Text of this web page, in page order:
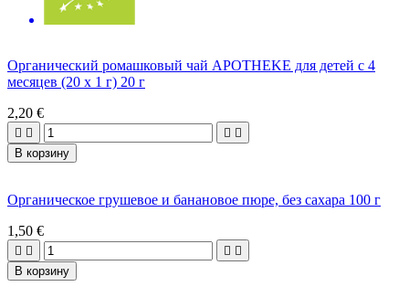
Органический ромашковый чай APOTHEKE для детей с 4
месяцев (20 х 1 г) 20 г
2,20 €
   
В корзину
Органическое грушевое и банановое пюре, без сахара 100 г
1,50 €
   
В корзину